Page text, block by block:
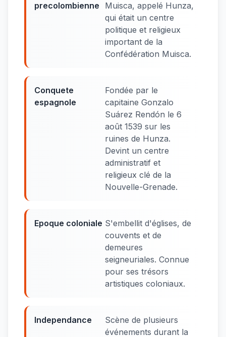
precolombienne
Muisca, appelé Hunza,
qui était un centre
politique et religieux
important de la
Confédération Muisca.
Conquete
espagnole
Fondée par le
capitaine Gonzalo
Suárez Rendón le 6
août 1539 sur les
ruines de Hunza.
Devint un centre
administratif et
religieux clé de la
Nouvelle-Grenade.
Epoque coloniale S'embellit d'églises, de
couvents et de
demeures
seigneuriales. Connue
pour ses trésors
artistiques coloniaux.
Independance
Scène de plusieurs
événements durant la